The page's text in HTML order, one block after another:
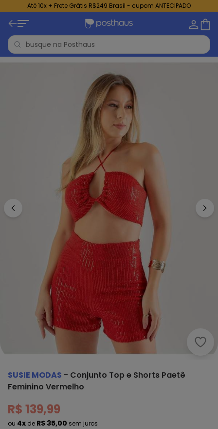
Até 10x + Frete Grátis R$249 Brasil - cupom ANTECIPADO
SUSIE MODAS - Conjunto Top e Shorts Paetê
Feminino Vermelho
R$ 139,99
ou 4x de R$ 35,00 sem juros